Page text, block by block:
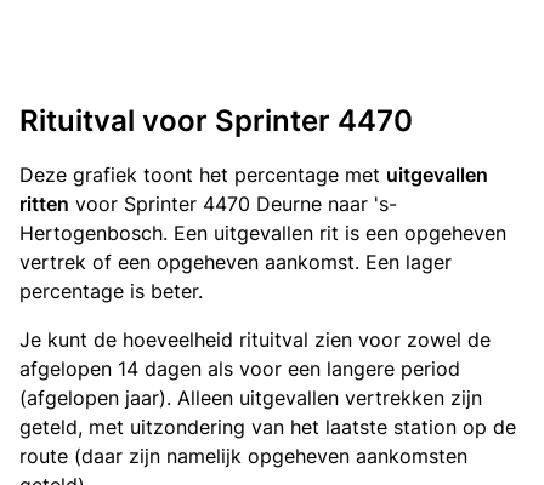
Rituitval voor Sprinter 4470
Deze grafiek toont het percentage met uitgevallen
ritten voor Sprinter 4470 Deurne naar 's-
Hertogenbosch. Een uitgevallen rit is een opgeheven
vertrek of een opgeheven aankomst. Een lager
percentage is beter.
Je kunt de hoeveelheid rituitval zien voor zowel de
afgelopen 14 dagen als voor een langere period
(afgelopen jaar). Alleen uitgevallen vertrekken zijn
geteld, met uitzondering van het laatste station op de
route (daar zijn namelijk opgeheven aankomsten